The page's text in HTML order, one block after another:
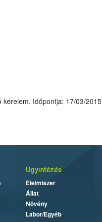
szerinti elfogadható kérelem. Időpontja: 17/03/2015
Ügyintézés
Élelmiszer
Állat
Növény
Labor/Egyéb